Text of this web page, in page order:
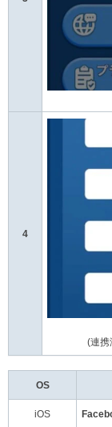
4
(連携
OS
iOS